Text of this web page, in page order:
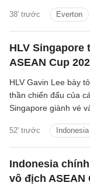
38' trước Everton
HLV
ASEAN Cup
52' trước Indonesia
HLV Gavin Lee bày
thần chiến đấu của
Singapore giành vé
loại ngay từ vòng
Indonesia
vô địch ASEAN